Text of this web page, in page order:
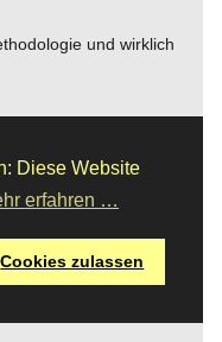
Diese Website
erfahren …
Cookies zulassen
und wirklich
der Zeit so lernt